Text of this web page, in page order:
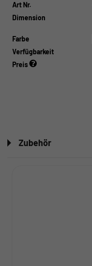
Art Nr.
Dimension
Farbe
Verfügbarkeit
Preis
Zubehör